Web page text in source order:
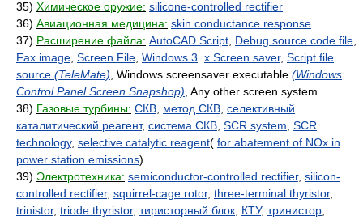
35) Химическое оружие: silicone-controlled rectifier
36) Авиационная медицина: skin conductance response
37) Расширение файла: AutoCAD Script Debug source code file
Fax image Screen File Windows 3 x Screen saver, Script file
source (TeleMate) , Windows screensaver executable (Windows
Control Panel Screen Snapshop) , Any other screen system
38) Газовые турбины: СКВ метод СКВ селективный
каталитический реагент, система СКВ SCR system SCR
technology, selective catalytic reagent( for abatement of NOx in
power station emissions)
39) Электротехника: semiconductor-controlled rectifier, silicon-
controlled rectifier, squirrel-cage rotor, three-terminal thyristor,
trinistor, triode thyristor, тиристорный блок КТУ, тринистор